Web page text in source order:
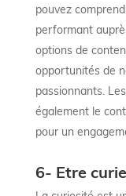
pouvez
performant
options de
opportunités de
passionnants.
également le
pour un
6- Etre